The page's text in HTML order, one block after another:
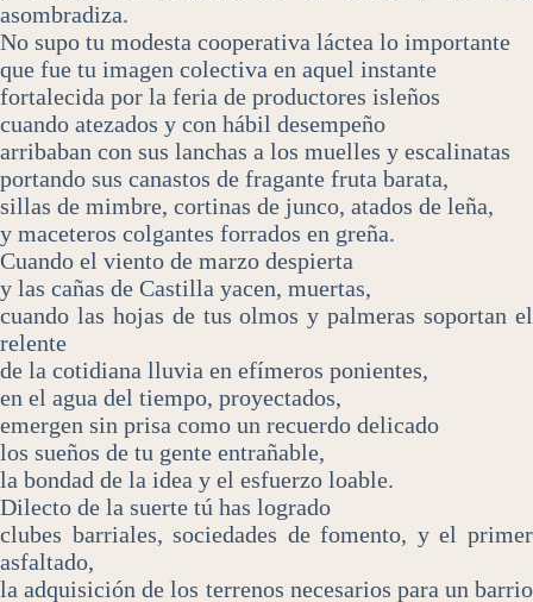
asombradiza.
No supo tu modesta cooperativa láctea lo importante
que fue tu imagen colectiva en aquel instante
fortalecida por la feria de productores isleños
cuando atezados y con hábil desempeño
arribaban con sus lanchas a los muelles y escalinatas
portando sus canastos de fragante fruta barata,
sillas de mimbre, cortinas de junco, atados de leña,
y maceteros colgantes forrados en greña.
Cuando el viento de marzo despierta
y las cañas de Castilla yacen, muertas,
cuando las hojas de tus olmos y palmeras soportan el
relente
de la cotidiana lluvia en efímeros ponientes,
en el agua del tiempo, proyectados,
emergen sin prisa como un recuerdo delicado
los sueños de tu gente entrañable,
la bondad de la idea y el esfuerzo loable.
Dilecto de la suerte tú has logrado
clubes barriales, sociedades de fomento, y el primer
asfaltado,
la adquisición de los terrenos necesarios para un barrio